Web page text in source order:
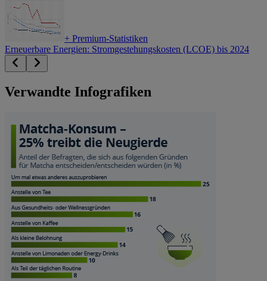
+ Premium-Statistiken
Erneuerbare Energien: Stromgestehungskosten (LCOE) bis 2024
Verwandte Infografiken